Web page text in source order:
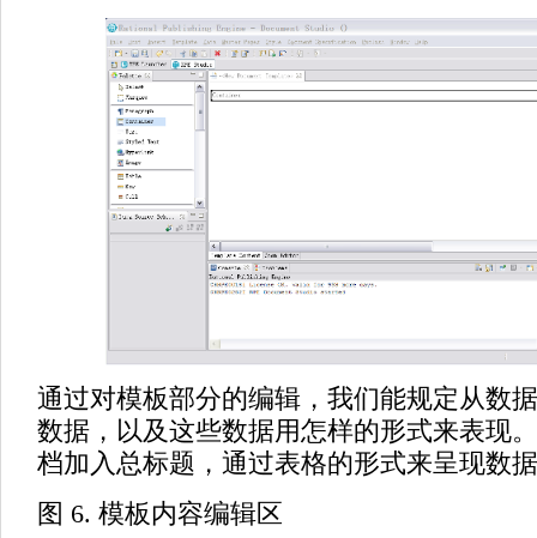
通过对模板部分的编辑，我们能规定从数
数据，以及这些数据用怎样的形式来表现
档加入总标题，通过表格的形式来呈现数
图 6. 模板内容编辑区